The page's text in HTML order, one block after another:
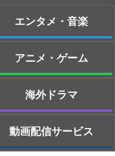
エンタメ・音楽
アニメ・ゲーム
海外ドラマ
動画配信サービス